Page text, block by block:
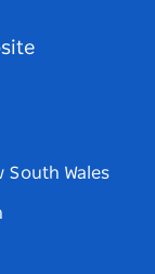
South Wales